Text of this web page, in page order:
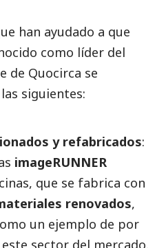
han ayudado a que
como líder del
de Quocirca se
siguientes:
y refabricados:
imageRUNNER
que se fabrica con
renovados,
un ejemplo de por